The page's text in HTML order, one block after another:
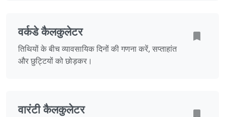
वर्कडे कैलकुलेटर
तिथियों के बीच व्यावसायिक दिनों की गणना करें, सप्ताहांत
और छुट्टियों को छोड़कर।
वारंटी कैलकुलेटर